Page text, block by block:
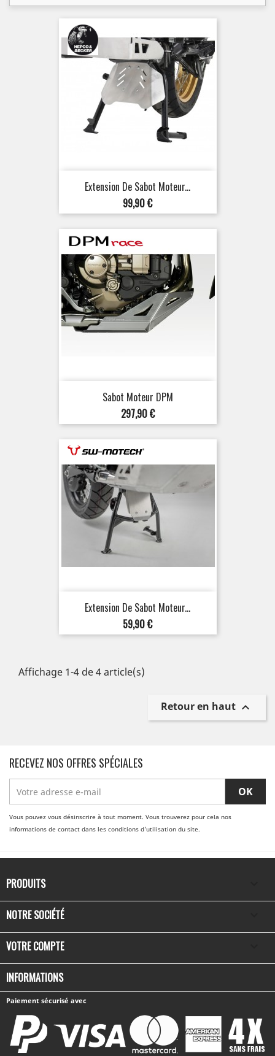
Extension De Sabot Moteur...
Prix
99,90 €
Sabot Moteur DPM
Prix
297,90 €
Extension De Sabot Moteur...
Prix
59,90 €
Affichage 1-4 de 4 article(s)
Retour en haut 
RECEVEZ NOS OFFRES SPÉCIALES
Vous pouvez vous désinscrire à tout moment. Vous trouverez pour cela nos
informations de contact dans les conditions d'utilisation du site.
PRODUITS
NOTRE SOCIÉTÉ
VOTRE COMPTE
INFORMATIONS
Paiement sécurisé avec